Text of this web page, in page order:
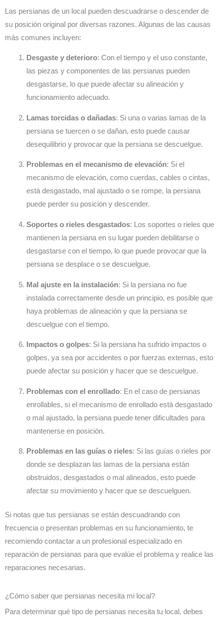
Las persianas de un local pueden descuadrarse o descender de
su posición original por diversas razones. Algunas de las causas
más comunes incluyen:
Desgaste y deterioro: Con el tiempo y el uso constante,
las piezas y componentes de las persianas pueden
desgastarse, lo que puede afectar su alineación y
funcionamiento adecuado.
Lamas torcidas o dañadas: Si una o varias lamas de la
persiana se tuercen o se dañan, esto puede causar
desequilibrio y provocar que la persiana se descuelgue.
Problemas en el mecanismo de elevación: Si el
mecanismo de elevación, como cuerdas, cables o cintas,
está desgastado, mal ajustado o se rompe, la persiana
puede perder su posición y descender.
Soportes o rieles desgastados: Los soportes o rieles que
mantienen la persiana en su lugar pueden debilitarse o
desgastarse con el tiempo, lo que puede provocar que la
persiana se desplace o se descuelgue.
Mal ajuste en la instalación: Si la persiana no fue
instalada correctamente desde un principio, es posible que
haya problemas de alineación y que la persiana se
descuelgue con el tiempo.
Impactos o golpes: Si la persiana ha sufrido impactos o
golpes, ya sea por accidentes o por fuerzas externas, esto
puede afectar su posición y hacer que se descuelgue.
Problemas con el enrollado: En el caso de persianas
enrollables, si el mecanismo de enrollado está desgastado
o mal ajustado, la persiana puede tener dificultades para
mantenerse en posición.
Problemas en las guías o rieles: Si las guías o rieles por
donde se desplazan las lamas de la persiana están
obstruidos, desgastados o mal alineados, esto puede
afectar su movimiento y hacer que se descuelguen.
Si notas que tus persianas se están descuadrando con
frecuencia o presentan problemas en su funcionamiento, te
recomiendo contactar a un profesional especializado en
reparación de persianas para que evalúe el problema y realice las
reparaciones necesarias.
¿Cómo saber que persianas necesita mi local?
Para determinar qué tipo de persianas necesita tu local, debes